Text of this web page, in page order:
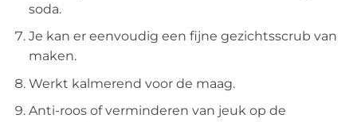
soda.
Je kan er eenvoudig een fijne gezichtsscrub van
maken.
Werkt kalmerend voor de maag.
Anti-roos of verminderen van jeuk op de